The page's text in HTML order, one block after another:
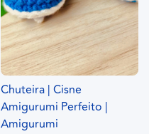
Chuteira | Cisne
Amigurumi Perfeito |
Amigurumi